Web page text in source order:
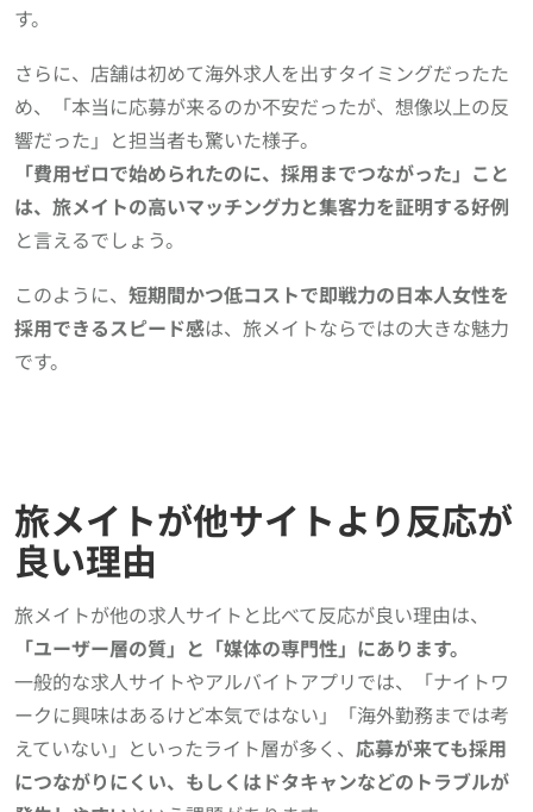
す。
さらに、店舗は初めて海外求人を出すタイミングだったた
め、「本当に応募が来るのか不安だったが、想像以上の反
響だった」と担当者も驚いた様子。
「費用ゼロで始められたのに、採用までつながった」こと
は、旅メイトの高いマッチング力と集客力を証明する好例
と言えるでしょう。
このように、 短期間かつ低コストで即戦力の日本人女性を
採用できるスピード感は、旅メイトならではの大きな魅力
です。
旅メイトが他サイトより反応が
良い理由
旅メイトが他の求人サイトと比べて反応が良い理由は、
「ユーザー層の質」と「媒体の専門性」にあります。
一般的な求人サイトやアルバイトアプリでは、「ナイトワ
ークに興味はあるけど本気ではない」「海外勤務までは考
えていない」といったライト層が多く、 応募が来ても採用
につながりにくい、もしくはドタキャンなどのトラブルが